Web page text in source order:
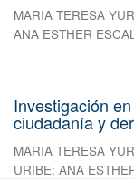
MARIA TERESA
ANA ESTHER
Investigación
ciudadanía y
MARIA TERESA
URIBE; ANA